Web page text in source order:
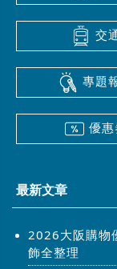
交
專題
優惠
最新文章
2026大阪購物
飾全整理